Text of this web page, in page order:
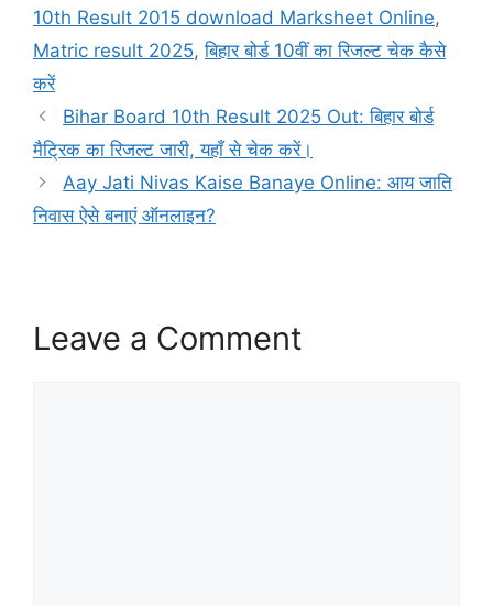
10th Result 2015 download Marksheet Online,
Matric result 2025,बिहार बोर्ड 10वीं का रिजल्ट चेक कैसे
करें
Bihar Board 10th Result 2025 Out: बिहार बोर्ड
मैट्रिक का रिजल्ट जारी, यहाँ से चेक करें।
Aay Jati Nivas Kaise Banaye Online: आय जाति
निवास ऐसे बनाएं ऑनलाइन?
Leave a Comment